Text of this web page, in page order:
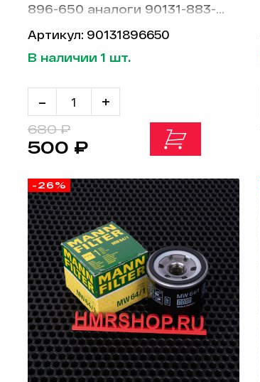
896-650 аналоги 90131-883-
Артикул: 90131896650
В наличии 1 шт.
- +
500 ₽
680 ₽
-26%